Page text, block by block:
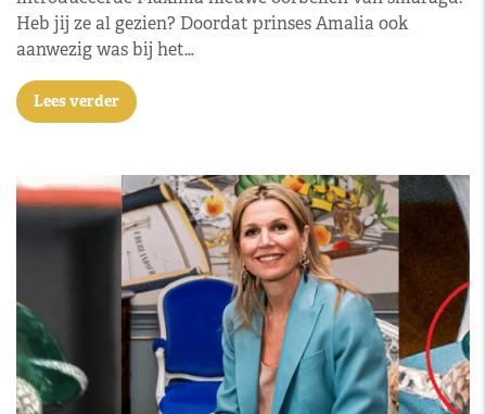
Heb jij ze al gezien? Doordat prinses Amalia ook
aanwezig was bij het…
Lees verder